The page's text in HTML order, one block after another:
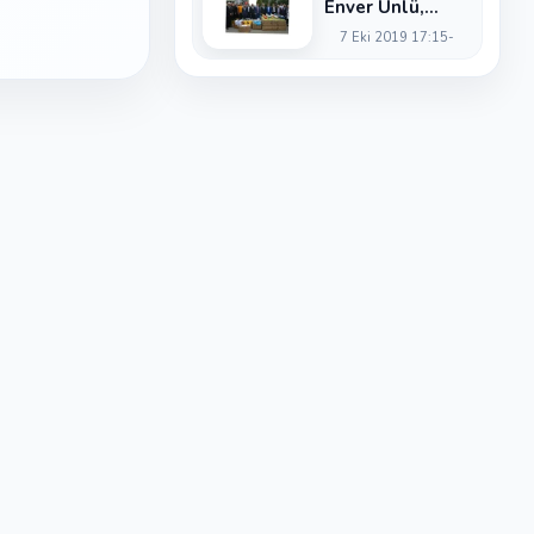
Enver Ünlü,
Amatör Spor
münasebetiyle
7 Eki 2019 17:15